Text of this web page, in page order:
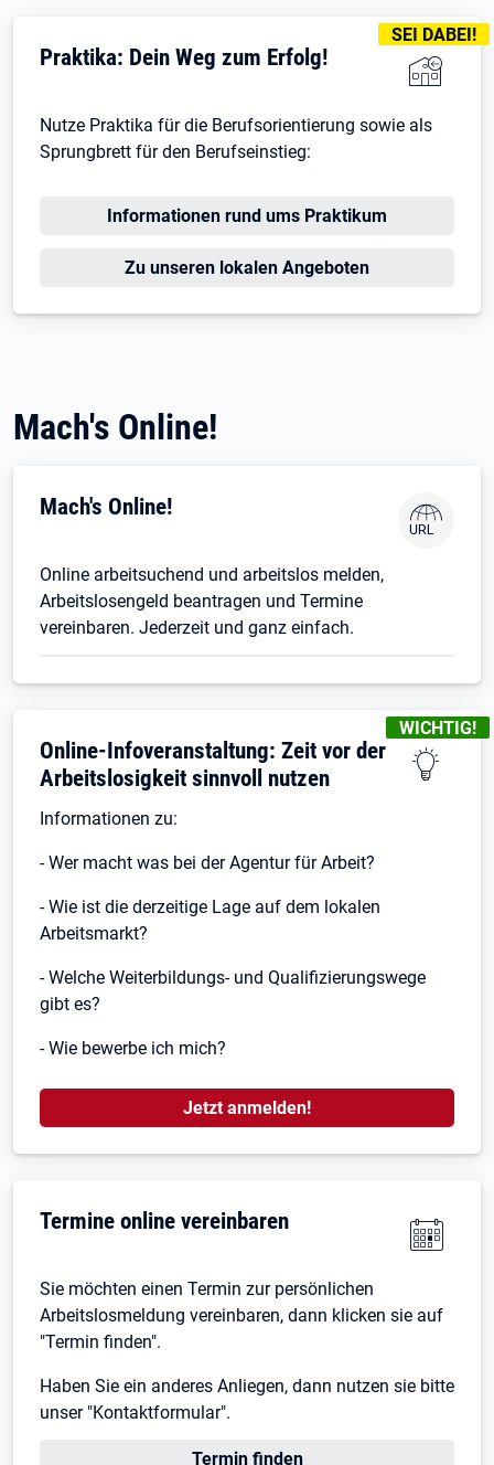
SEI DABEI!
Praktika: Dein Weg zum Erfolg!
Nutze Praktika für die Berufsorientierung sowie als
Sprungbrett für den Berufseinstieg:
Informationen rund ums Praktikum
Zu unseren lokalen Angeboten
Mach's Online!
Mach's Online!
Online arbeitsuchend und arbeitslos melden,
Arbeitslosengeld beantragen und Termine
vereinbaren. Jederzeit und ganz einfach.
WICHTIG!
Online-Infoveranstaltung: Zeit vor der
Arbeitslosigkeit sinnvoll nutzen
Informationen zu:
- Wer macht was bei der Agentur für Arbeit?
- Wie ist die derzeitige Lage auf dem lokalen
Arbeitsmarkt?
- Welche Weiterbildungs- und Qualifizierungswege
gibt es?
- Wie bewerbe ich mich?
Öffnet in neuem Tab
Jetzt anmelden!
Termine online vereinbaren
Sie möchten einen Termin zur persönlichen
Arbeitslosmeldung vereinbaren, dann klicken sie auf
"Termin finden".
Haben Sie ein anderes Anliegen, dann nutzen sie bitte
unser "Kontaktformular".
Termin finden